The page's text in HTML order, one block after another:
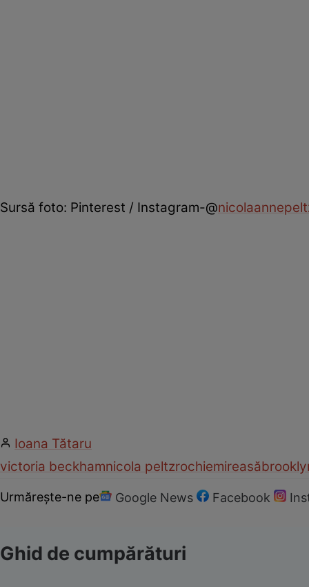
Sursă foto: Pinterest / Instagram-@
Ioana Tătaru
victoria beckhamnicola peltzrochiemireasă
Urmărește-ne pe Google News Facebook
Ghid de cumpărături